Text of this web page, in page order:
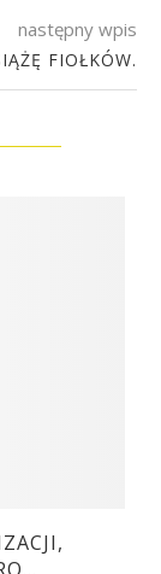
następny wpis
FIOŁKÓW.